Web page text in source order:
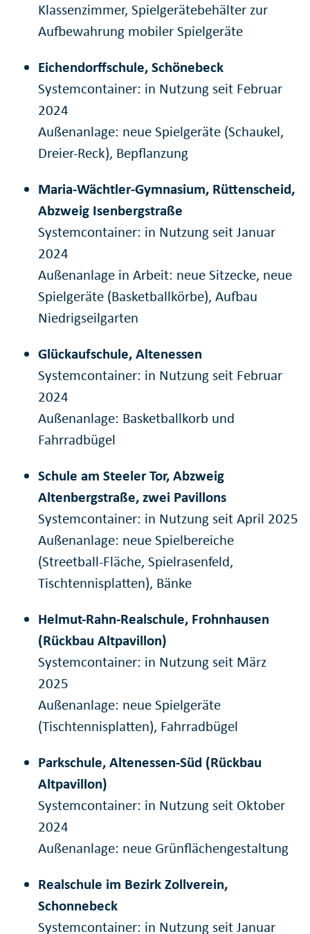
Klassenzimmer, Spielgerätebehälter zur
Aufbewahrung mobiler Spielgeräte
Eichendorffschule, Schönebeck
Systemcontainer: in Nutzung seit Februar
2024
Außenanlage: neue Spielgeräte (Schaukel,
Dreier-Reck), Bepflanzung
Maria-Wächtler-Gymnasium, Rüttenscheid,
Abzweig Isenbergstraße
Systemcontainer: in Nutzung seit Januar
2024
Außenanlage in Arbeit: neue Sitzecke, neue
Spielgeräte (Basketballkörbe), Aufbau
Niedrigseilgarten
Glückaufschule, Altenessen
Systemcontainer: in Nutzung seit Februar
2024
Außenanlage: Basketballkorb und
Fahrradbügel
Schule am Steeler Tor, Abzweig
Altenbergstraße, zwei Pavillons
Systemcontainer: in Nutzung seit April 2025
Außenanlage: neue Spielbereiche
(Streetball-Fläche, Spielrasenfeld,
Tischtennisplatten), Bänke
Helmut-Rahn-Realschule, Frohnhausen
(Rückbau Altpavillon)
Systemcontainer: in Nutzung seit März
2025
Außenanlage: neue Spielgeräte
(Tischtennisplatten), Fahrradbügel
Parkschule, Altenessen-Süd (Rückbau
Altpavillon)
Systemcontainer: in Nutzung seit Oktober
2024
Außenanlage: neue Grünflächengestaltung
Realschule im Bezirk Zollverein,
Schonnebeck
Systemcontainer: in Nutzung seit Januar